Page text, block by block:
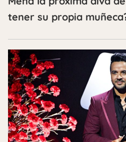
tener su propia